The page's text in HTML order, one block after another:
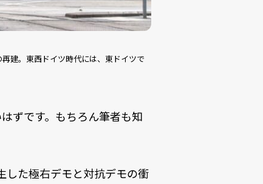
建。東西ドイツ時代には、東ドイツで
ずです。もちろん筆者も知
した極右デモと対抗デモの衝